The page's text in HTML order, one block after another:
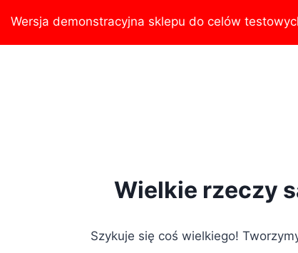
Wersja demonstracyjna sklepu do celów
Wielkie rzeczy
Szykuje się coś wielkiego!